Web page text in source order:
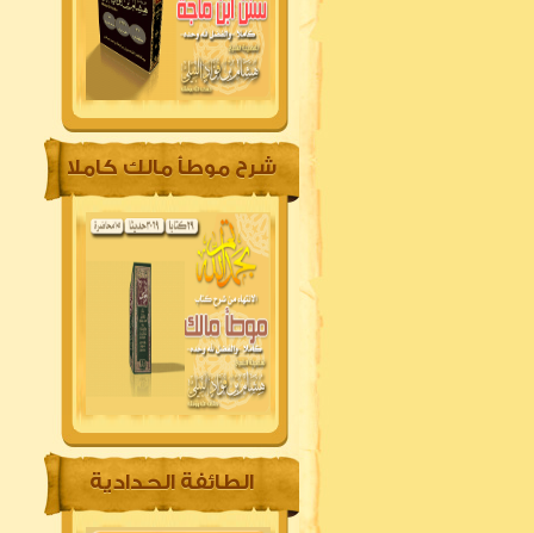
شرح موطأ مالك كاملا
الطائفة الحدادية